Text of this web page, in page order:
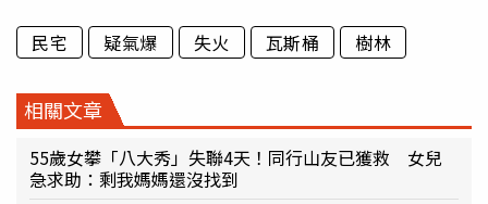
民宅 疑氣爆 失火 瓦斯桶 樹林
相關文章
55歲女攀「八大秀」失聯4天！同行山友已獲救 女兒
急求助：剩我媽媽還沒找到